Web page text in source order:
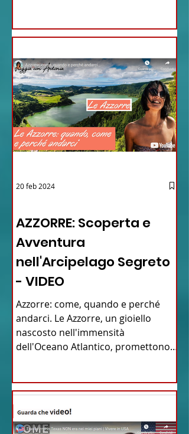
AZZORRE: Scoperta e
Avventura
nell'Arcipelago Segreto
- VIDEO
Azzorre: come, quando e perché
andarci. Le Azzorre, un gioiello
nascosto nell'immensità
dell'Oceano Atlantico, promettono
20 feb 2024